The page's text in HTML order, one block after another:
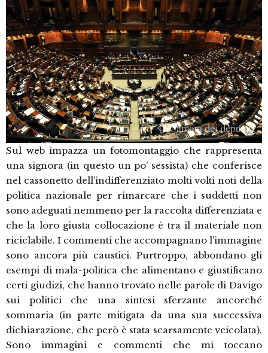
Sul web impazza un fotomontaggio che rappresenta
una signora (in questo un po’ sessista) che conferisce
nel cassonetto dell’indifferenziato molti volti noti della
politica nazionale per rimarcare che i suddetti non
sono adeguati nemmeno per la raccolta differenziata e
che la loro giusta collocazione è tra il materiale non
riciclabile. I commenti che accompagnano l’immagine
sono ancora più caustici. Purtroppo, abbondano gli
esempi di mala-politica che alimentano e giustificano
certi giudizi, che hanno trovato nelle parole di Davigo
sui politici che una sintesi sferzante ancorché
sommaria (in parte mitigata da una sua successiva
dichiarazione, che però è stata scarsamente veicolata).
Sono immagini e commenti che mi toccano